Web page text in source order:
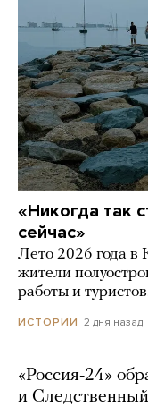
«Никогда так
сейчас»
Лето 2026 года в
жители
работы и
ИСТОРИИ 2 дня назад
«Россия-24»
и